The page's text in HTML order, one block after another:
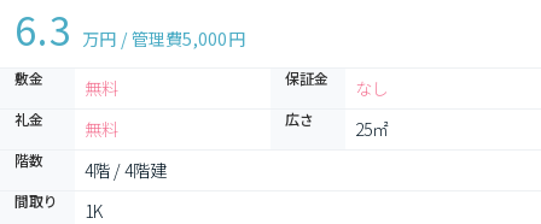
6.3 万円 / 管理費5,000円
敷金 無料 保証金 なし
礼金 無料 広さ 25㎡
階数 4階 / 4階建
間取り 1K